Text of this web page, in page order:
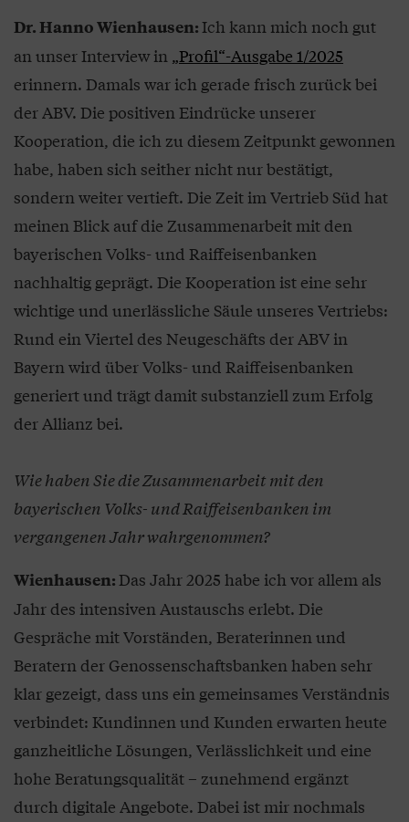
Dr. Hanno Wienhausen:Ich kann mich noch gut
an unser Interview in „Profil“-Ausgabe 1/2025
erinnern. Damals war ich gerade frisch zurück bei
der ABV. Die positiven Eindrücke unserer
Kooperation, die ich zu diesem Zeitpunkt gewonnen
habe, haben sich seither nicht nur bestätigt,
sondern weiter vertieft. Die Zeit im Vertrieb Süd hat
meinen Blick auf die Zusammenarbeit mit den
bayerischen Volks- und Raiffeisenbanken
nachhaltig geprägt. Die Kooperation ist eine sehr
wichtige und unerlässliche Säule unseres Vertriebs:
Rund ein Viertel des Neugeschäfts der ABV in
Bayern wird über Volks- und Raiffeisenbanken
generiert und trägt damit substanziell zum Erfolg
der Allianz bei.
Wie haben Sie die Zusammenarbeit mit den
bayerischen Volks- und Raiffeisenbanken im
vergangenen Jahr wahrgenommen?
Wienhausen:Das Jahr 2025 habe ich vor allem als
Jahr des intensiven Austauschs erlebt. Die
Gespräche mit Vorständen, Beraterinnen und
Beratern der Genossenschaftsbanken haben sehr
klar gezeigt, dass uns ein gemeinsames Verständnis
verbindet: Kundinnen und Kunden erwarten heute
ganzheitliche Lösungen, Verlässlichkeit und eine
hohe Beratungsqualität – zunehmend ergänzt
durch digitale Angebote. Dabei ist mir nochmals